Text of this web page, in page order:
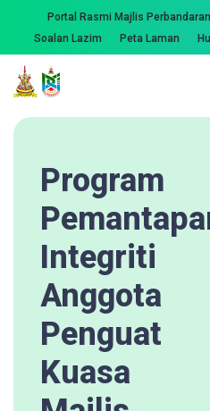
Portal Rasmi Majlis
Soalan Lazim
Peta Laman
Program
Integriti
Anggota
Penguat
Kuasa